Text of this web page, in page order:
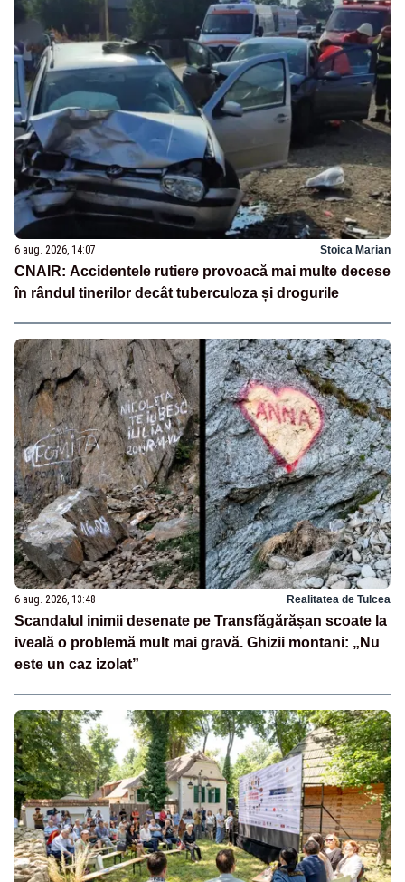
6 aug. 2026, 14:07 Stoica Marian
CNAIR: Accidentele rutiere provoacă mai multe decese
în rândul tinerilor decât tuberculoza și drogurile
6 aug. 2026, 13:48 Realitatea de Tulcea
Scandalul inimii desenate pe Transfăgărășan scoate la
iveală o problemă mult mai gravă. Ghizii montani: „Nu
este un caz izolat”